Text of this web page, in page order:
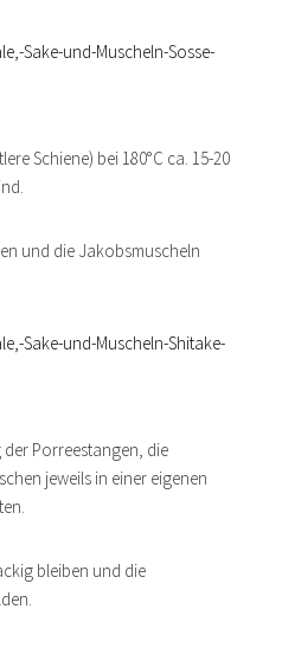
Schiene) bei 180°C ca. 15-20
und die Jakobsmuscheln
Porreestangen, die
jeweils in einer eigenen
bleiben und die